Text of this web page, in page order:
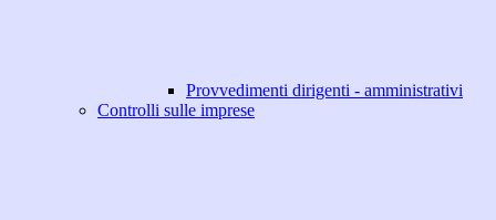
Provvedimenti dirigenti - amministrativi
Controlli sulle imprese